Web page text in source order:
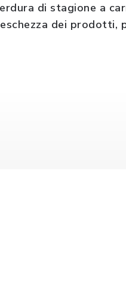
di stagione a
dei prodotti,